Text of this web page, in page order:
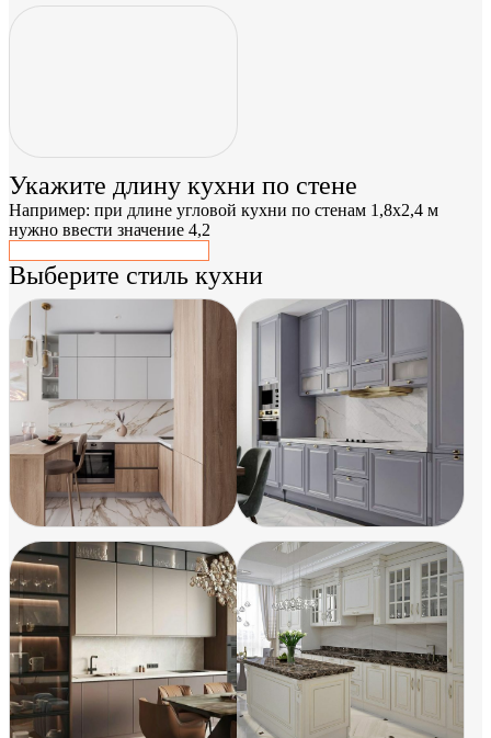
Укажите длину кухни по стене
Например: при длине угловой кухни по стенам 1,8x2,4 м
нужно ввести значение 4,2
Выберите стиль кухни